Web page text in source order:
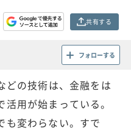
共有する
フォローする
どの技術は、金融をは
用が始まっている。
も変わらない。すで